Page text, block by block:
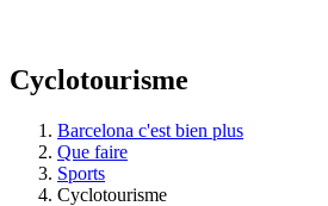
Cyclotourisme
Barcelona c'est bien plus
Que faire
Sports
Cyclotourisme